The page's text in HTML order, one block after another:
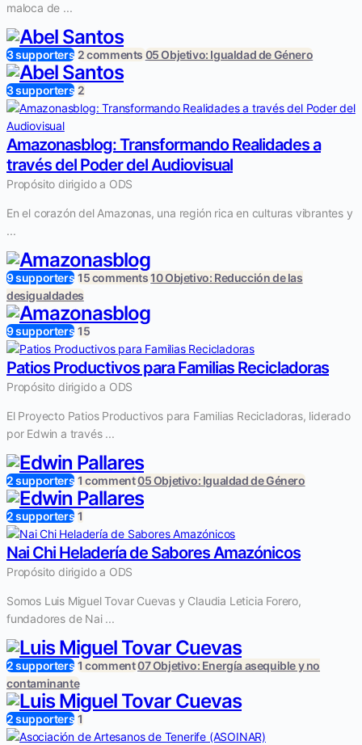
maloca de ...
3 supporters 2 comments 05 Objetivo: Igualdad de Género
3 supporters 2
Amazonasblog: Transformando Realidades a
través del Poder del Audiovisual
Propósito dirigido a ODS
En el corazón del Amazonas, una región rica en culturas vibrantes y
...
9 supporters 15 comments10 Objetivo: Reducción de las
desigualdades
9 supporters 15
Patios Productivos para Familias Recicladoras
Propósito dirigido a ODS
El Proyecto Patios Productivos para Familias Recicladoras, liderado
por Edwin a través ...
2 supporters 1 comment05 Objetivo: Igualdad de Género
2 supporters 1
Nai Chi Heladería de Sabores Amazónicos
Propósito dirigido a ODS
Somos Luis Miguel Tovar Cuevas y Claudia Leticia Forero,
fundadores de Nai ...
2 supporters 1 comment07 Objetivo: Energía asequible y no
contaminante
2 supporters 1